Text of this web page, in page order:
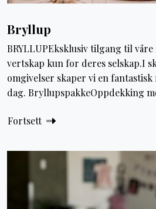
Bryllup
BRYLLUPEksklusiv tilgang til
vertskap kun for deres selskap.I
omgivelser skaper vi en
dag. BryllupspakkeOppdekking
Fortsett